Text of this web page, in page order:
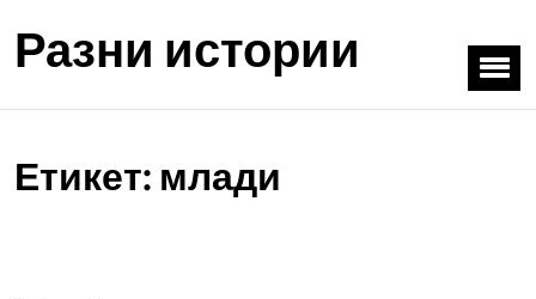
Разни истории
Етикет: млади